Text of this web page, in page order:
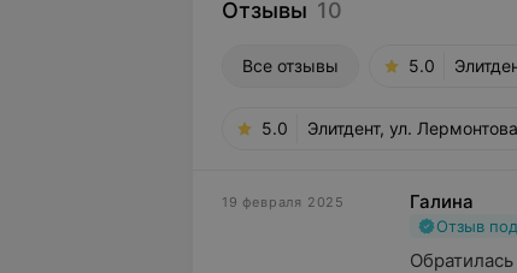
Отзывы 10
Все отзывы 5.0
5.0 Элитдент, ул.
19 февраля 2025 Галина
Отзыв